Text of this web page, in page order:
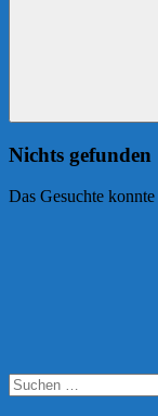
Nichts gefunden
Das Gesuchte